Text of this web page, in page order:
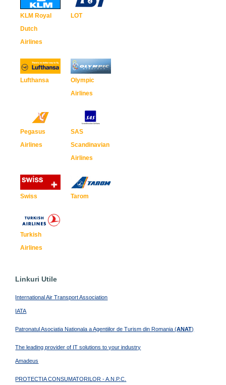
KLM Royal
Dutch
Airlines
LOT
Lufthansa
Olympic
Airlines
Pegasus
Airlines
SAS
Scandinavian
Airlines
Swiss Tarom
Turkish
Airlines
Linkuri Utile
International Air Transport Association
IATA
Patronatul Asociatia Nationala a Agentiilor de Turism din Romania (ANAT)
The leading provider of IT solutions to your industry
Amadeus
PROTECTIA CONSUMATORILOR - A.N.P.C.